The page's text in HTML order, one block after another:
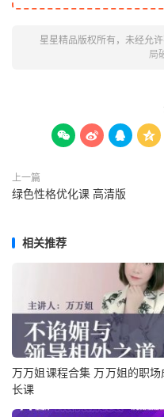
星星精品版权所有，未经允许
局
   
上一篇
绿色性格优化课 高清版
相关推荐
万万姐课程合集 万万姐的职场
长课